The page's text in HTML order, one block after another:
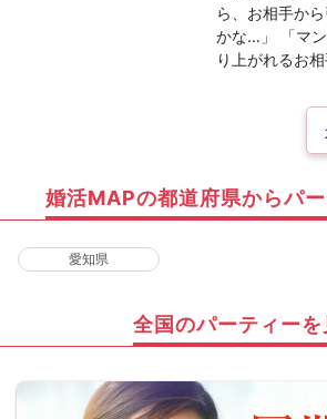
ら、お相手か
かな…」 「マ
り上がれるお
婚活MAPの都道府県からパ
愛知県
全国のパーティーを